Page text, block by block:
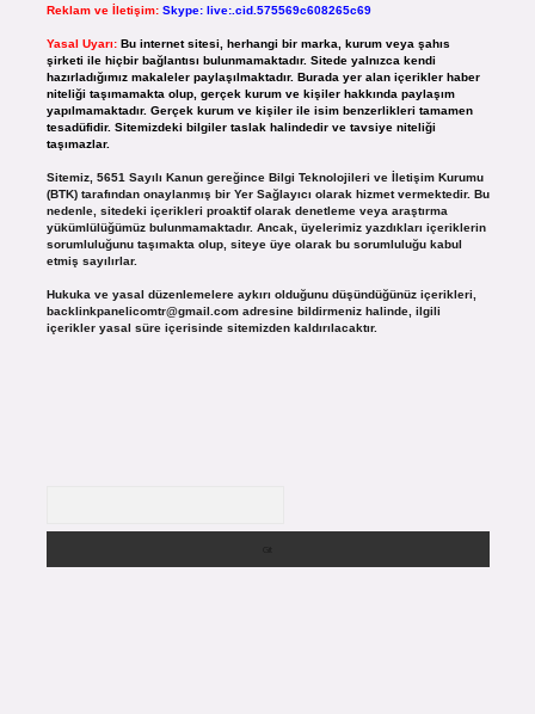
Reklam ve İletişim: Skype: live:.cid.575569c608265c69
Yasal Uyarı: Bu internet sitesi, herhangi bir marka, kurum veya şahıs
şirketi ile hiçbir bağlantısı bulunmamaktadır. Sitede yalnızca kendi
hazırladığımız makaleler paylaşılmaktadır. Burada yer alan içerikler haber
niteliği taşımamakta olup, gerçek kurum ve kişiler hakkında paylaşım
yapılmamaktadır. Gerçek kurum ve kişiler ile isim benzerlikleri tamamen
tesadüfidir. Sitemizdeki bilgiler taslak halindedir ve tavsiye niteliği
taşımazlar.
Sitemiz, 5651 Sayılı Kanun gereğince Bilgi Teknolojileri ve İletişim Kurumu
(BTK) tarafından onaylanmış bir Yer Sağlayıcı olarak hizmet vermektedir. Bu
nedenle, sitedeki içerikleri proaktif olarak denetleme veya araştırma
yükümlülüğümüz bulunmamaktadır. Ancak, üyelerimiz yazdıkları içeriklerin
sorumluluğunu taşımakta olup, siteye üye olarak bu sorumluluğu kabul
etmiş sayılırlar.
Hukuka ve yasal düzenlemelere aykırı olduğunu düşündüğünüz içerikleri,
backlinkpanelicomtr@gmail.comadresine bildirmeniz halinde, ilgili
içerikler yasal süre içerisinde sitemizden kaldırılacaktır.